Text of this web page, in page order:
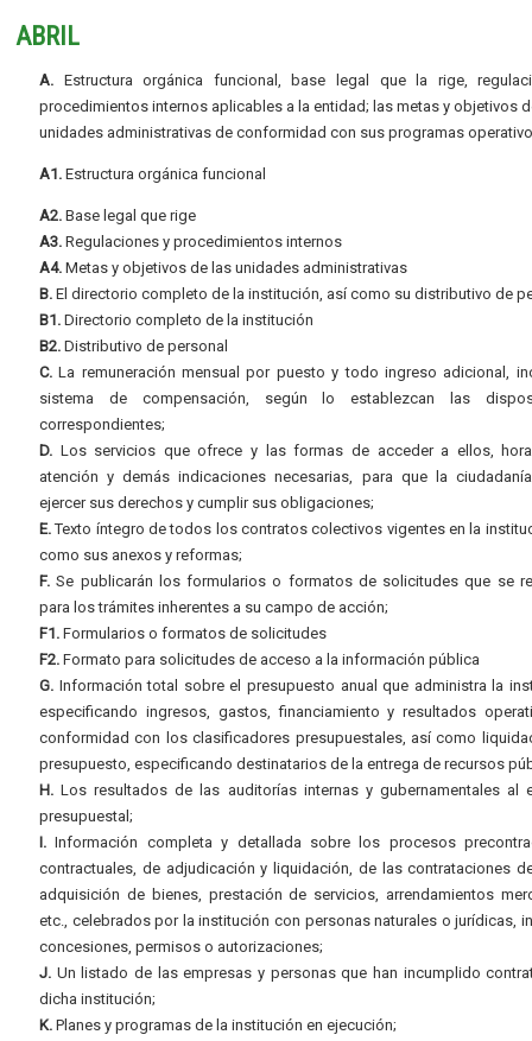
ABRIL
A. Estructura orgánica funcional, base legal que la rige,
procedimientos internos aplicables a la entidad; las metas y objetivos
unidades administrativas de conformidad con sus programas
A1. Estructura orgánica funcional
A2. Base legal que rige
A3. Regulaciones y procedimientos internos
A4. Metas y objetivos de las unidades administrativas
B. El directorio completo de la institución, así como su distributivo de
B1. Directorio completo de la institución
B2. Distributivo de personal
C. La remuneración mensual por puesto y todo ingreso adicional,
sistema de compensación, según lo establezcan las
correspondientes;
D. Los servicios que ofrece y las formas de acceder a ellos,
atención y demás indicaciones necesarias, para que la
ejercer sus derechos y cumplir sus obligaciones;
E.Texto íntegro de todos los contratos colectivos vigentes en la
como sus anexos y reformas;
F. Se publicarán los formularios o formatos de solicitudes que se
para los trámites inherentes a su campo de acción;
F1. Formularios o formatos de solicitudes
F2. Formato para solicitudes de acceso a la información pública
G. Información total sobre el presupuesto anual que administra la
especificando ingresos, gastos, financiamiento y resultados
conformidad con los clasificadores presupuestales, así como
presupuesto, especificando destinatarios de la entrega de recursos
H. Los resultados de las auditorías internas y gubernamentales al
presupuestal;
I. Información completa y detallada sobre los procesos
contractuales, de adjudicación y liquidación, de las contrataciones
adquisición de bienes, prestación de servicios, arrendamientos
etc., celebrados por la institución con personas naturales o jurídicas,
concesiones, permisos o autorizaciones;
J. Un listado de las empresas y personas que han incumplido
dicha institución;
K. Planes y programas de la institución en ejecución;